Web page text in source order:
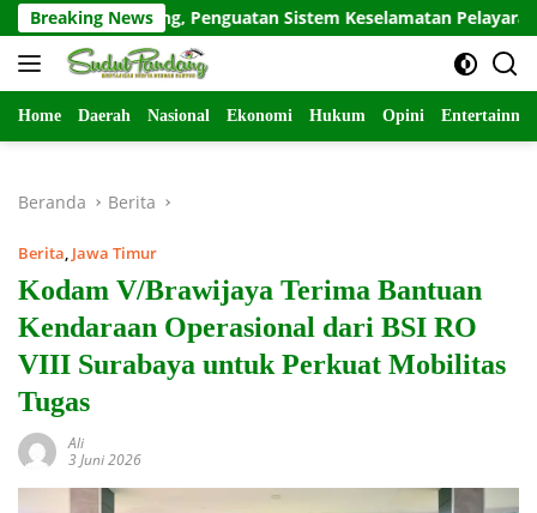
Langsung
ke
konten
Breaking News
Penguatan Sistem Keselamatan Pelayaran Jadi Sorotan
Home Daerah Nasional Ekonomi Hukum Opini
Beranda Berita
Berita, Jawa Timur
Kodam V/Brawijaya Terima Bantuan
Kendaraan Operasional dari BSI RO
VIII Surabaya untuk Perkuat Mobilitas
Tugas
Ali
3 Juni 2026